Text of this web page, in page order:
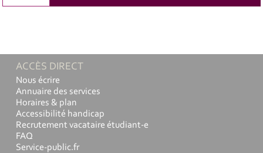
ACCÈS DIRECT
Nous écrire
Annuaire des services
Horaires & plan
Accessibilité handicap
Recrutement vacataire étudiant-e
FAQ
Service-public.fr